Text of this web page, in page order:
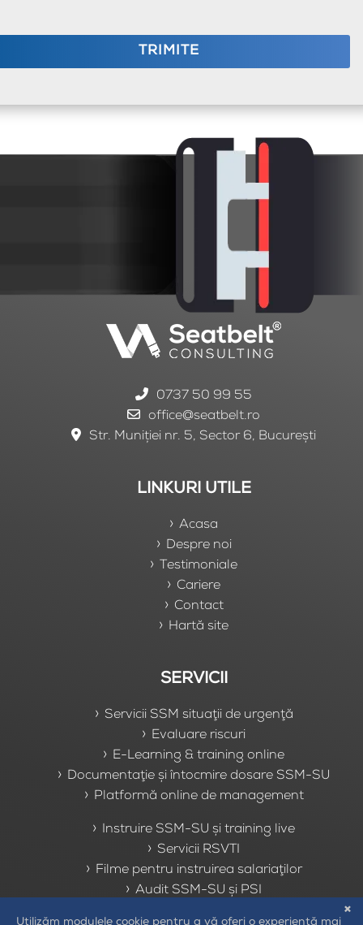
TRIMITE
0737 50 99 55
office@seatbelt.ro
Str. Muniției nr. 5, Sector 6, București
LINKURI UTILE
Acasa
Despre noi
Testimoniale
Cariere
Contact
Hartă site
SERVICII
Servicii SSM situaţii de urgenţă
Evaluare riscuri
E-Learning & training online
Documentaţie şi întocmire dosare SSM-SU
Platformă online de management
Instruire SSM-SU şi training live
Servicii RSVTI
Filme pentru instruirea salariaţilor
Audit SSM-SU şi PSI